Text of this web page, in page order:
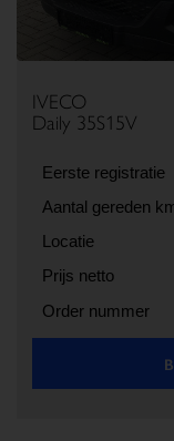
IVECO
Daily 35S15V
Eerste registratie
Aantal gereden
Locatie
Prijs netto
Order nummer